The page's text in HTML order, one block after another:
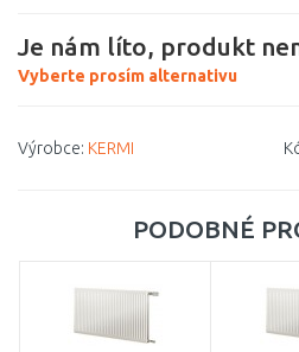
Je nám líto, produkt
Vyberte prosím alternativu
Výrobce: KERMI
PODOBNÉ